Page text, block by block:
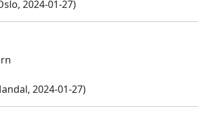
2024-01-27)
2024-01-27)